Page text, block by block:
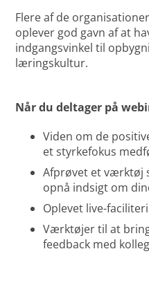
Flere af de
oplever god gavn af at
indgangsvinkel til
læringskultur.
Når du deltager på
Viden om de
et styrkefokus
Afprøvet et værktøj
opnå indsigt om
Oplevet live-
Værktøjer til at
feedback med